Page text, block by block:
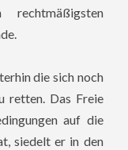
die sich noch
retten. Das Freie
auf die
siedelt er in den